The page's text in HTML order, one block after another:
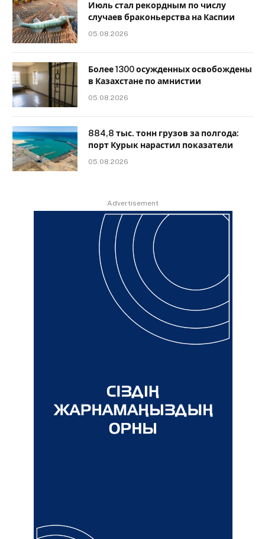
Июль стал рекордным по числу
случаев браконьерства на Каспии
05.08.2026
Более 1300 осужденных освобождены
в Казахстане по амнистии
05.08.2026
884,8 тыс. тонн грузов за полгода:
порт Курык нарастил показатели
05.08.2026
Advertisement